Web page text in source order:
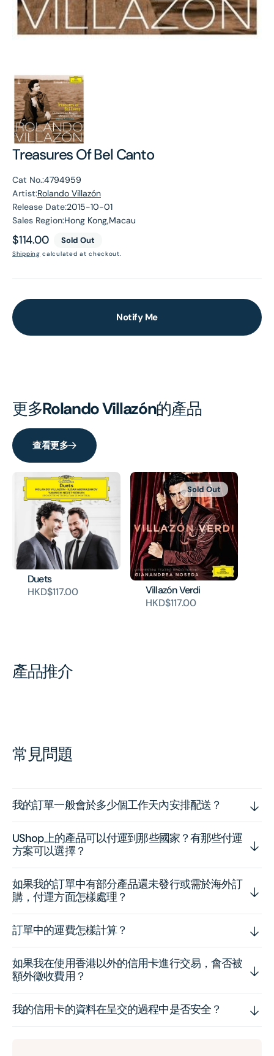
Treasures Of Bel Canto
Cat No.:4794959
Artist:Rolando Villazón
Release Date:2015-10-01
Sales Region:Hong Kong,Macau
Regular
price
$114.00 Sold Out
Shipping calculated at checkout.
Notify Me
更多Rolando Villazón的產品
查看更多
Duets
HKD$117.00
Villazón Verdi
HKD$117.00
Sold Out
產品推介
常見問題
我的訂單一般會於多少個工作天內安排配送？
UShop上的產品可以付運到那些國家？有那些付運
方案可以選擇？
如果我的訂單中有部分產品還未發行或需於海外訂
購，付運方面怎樣處理？
訂單中的運費怎樣計算？
如果我在使用香港以外的信用卡進行交易，會否被
額外徵收費用？
我的信用卡的資料在呈交的過程中是否安全？